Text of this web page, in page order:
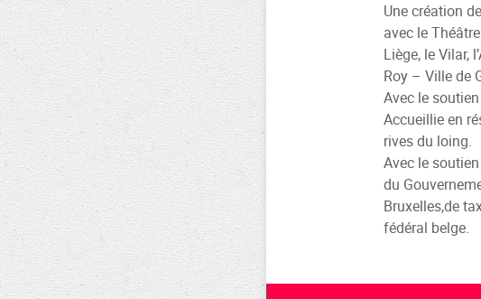
Une création
avec le
Liège, le Vilar,
Roy – Ville de
Avec le
Accueillie en
rives du loing.
Avec le
du
Bruxelles,de
fédéral belge.